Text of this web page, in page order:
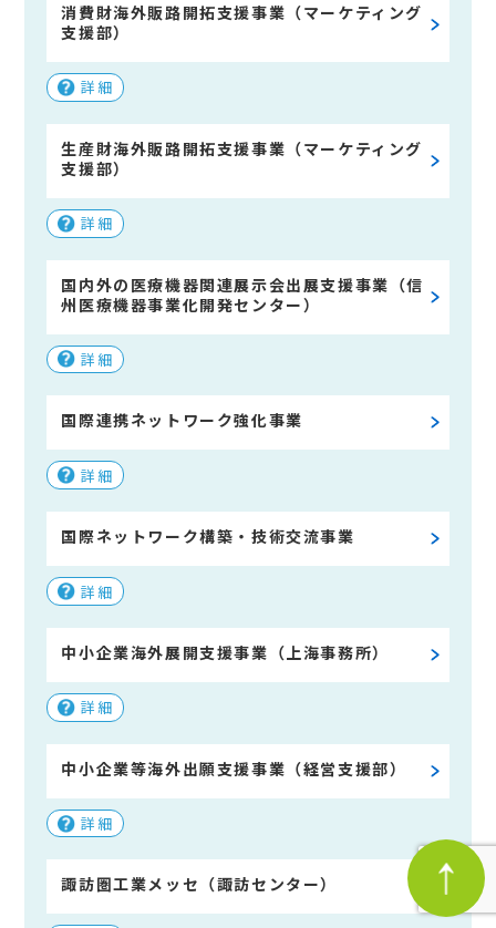
消費財海外販路開拓支援事業（マーケティング
支援部）
詳細
生産財海外販路開拓支援事業（マーケティング
支援部）
詳細
国内外の医療機器関連展示会出展支援事業（信
州医療機器事業化開発センター）
詳細
国際連携ネットワーク強化事業
詳細
国際ネットワーク構築・技術交流事業
詳細
中小企業海外展開支援事業（上海事務所）
詳細
中小企業等海外出願支援事業（経営支援部）
詳細
諏訪圏工業メッセ（諏訪センター）